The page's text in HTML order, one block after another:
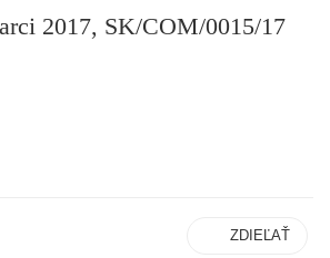
2017, SK/COM/0015/17
ZDIEĽAŤ